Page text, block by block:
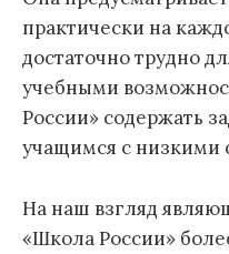
практически на
достаточно трудно
учебными
России» содержать
учащимся с низкими
На наш взгляд
«Школа России»